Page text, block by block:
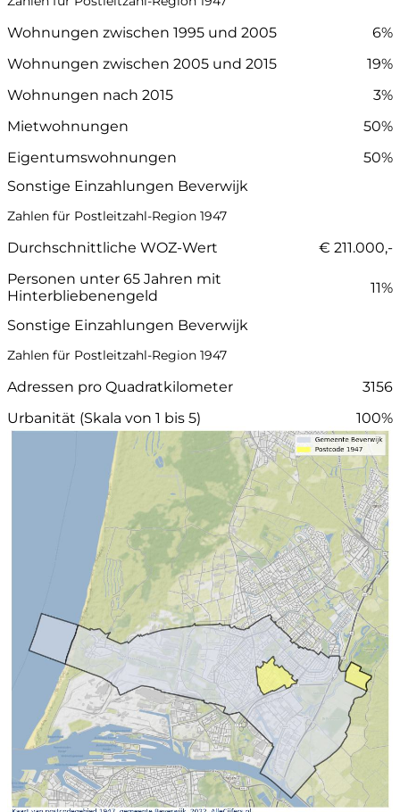
Wohnungen zwischen 1995 und 2005
6%
Wohnungen zwischen 2005 und 2015
19%
Wohnungen nach 2015
3%
Mietwohnungen
50%
Eigentumswohnungen
50%
Sonstige Einzahlungen Beverwijk
Zahlen für Postleitzahl-Region 1947
Durchschnittliche WOZ-Wert
€ 211.000,-
Personen unter 65 Jahren mit
Hinterbliebenengeld
11%
Sonstige Einzahlungen Beverwijk
Zahlen für Postleitzahl-Region 1947
Adressen pro Quadratkilometer
3156
Urbanität (Skala von 1 bis 5)
100%